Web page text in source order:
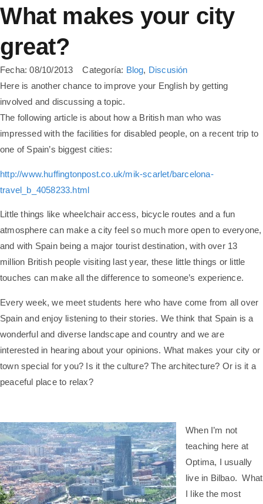
What makes your city
great?
Fecha: 08/10/2013 Categoría: Blog, Discusión
Here is another chance to improve your English by getting
involved and discussing a topic.
The following article is about how a British man who was
impressed with the facilities for disabled people, on a recent trip to
one of Spain’s biggest cities:
http://www.huffingtonpost.co.uk/mik-scarlet/barcelona-
travel_b_4058233.html
Little things like wheelchair access, bicycle routes and a fun
atmosphere can make a city feel so much more open to everyone,
and with Spain being a major tourist destination, with over 13
million British people visiting last year, these little things or little
touches can make all the difference to someone’s experience.
Every week, we meet students here who have come from all over
Spain and enjoy listening to their stories. We think that Spain is a
wonderful and diverse landscape and country and we are
interested in hearing about your opinions. What makes your city or
town special for you? Is it the culture? The architecture? Or is it a
peaceful place to relax?
When I’m not
teaching here at
Optima, I usually
live in Bilbao. What
I like the most